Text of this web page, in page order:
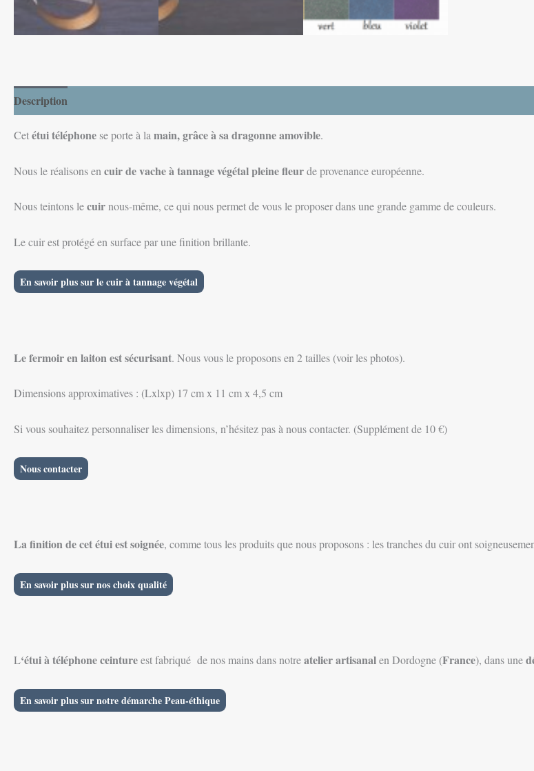
Description
Cetétui téléphone se porte à la main, grâce à sa dragonne amovible.
Nous le réalisons en cuir de vache à tannage végétal pleine fleurde provenance européenne.
Nous teintons lecuirnous-même, ce qui nous permet de vous le proposer dans une grande gamme de couleurs.
Le cuir est protégé en surface par une finition brillante.
En savoir plus sur le cuir à tannage végétal
Le fermoir en laiton est sécurisant. Nous vous le proposons en 2 tailles (voir les photos).
Dimensions approximatives : (Lxlxp) 17 cm x 11 cm x 4,5 cm
Si vous souhaitez personnaliser les dimensions, n’hésitez pas à nous contacter. (Supplément de 10 €)
Nous contacter
La finition de cet étui est soignée, comme tous les produits que nous proposons : les tranches du cuir ont
En savoir plus sur nos choix qualité
L‘étui à téléphone ceintureest fabriqué de nos mains dans notreatelier artisanalen Dordogne (France), dans une
En savoir plus sur notre démarche Peau-éthique